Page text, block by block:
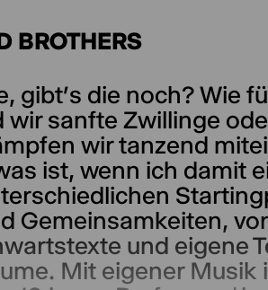
BROTHERS
gibt’s die noch? Wie
wir sanfte Zwillinge
wir tanzend
ist, wenn ich damit
Gemeinsamkeiten,
und eigene
Mit eigener Musik